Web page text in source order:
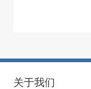
关于我们